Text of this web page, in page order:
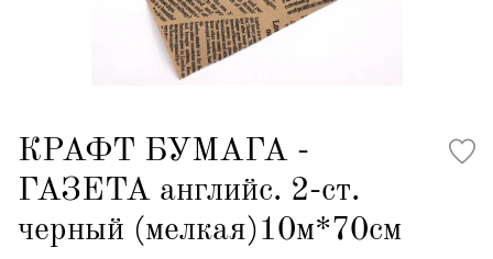
КРАФТ БУМАГА -
ГАЗЕТА английс. 2-ст.
черный (мелкая)10м*70см